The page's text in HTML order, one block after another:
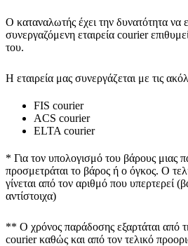
Ο καταναλωτής έχει την δυνατότητα να
συνεργαζόμενη εταιρεία courier
του.
Η εταιρεία μας συνεργάζεται με τις
FIS courier
ACS courier
ELTA courier
* Για τον υπολογισμό του βάρους μιας
προσμετράται το βάρος ή ο όγκος. Ο
γίνεται από τον αριθμό που υπερτερεί
αντίστοιχα)
** Ο χρόνος παράδοσης εξαρτάται από
courier καθώς και από τον τελικό